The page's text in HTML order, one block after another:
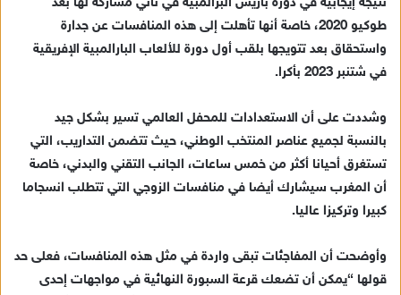
نتيجة إيجابية في دورة باريس البرالمبية في ثاني مشاركة لها بعد
طوكيو 2020، خاصة أنها تأهلت إلى هذه المنافسات عن جدارة
واستحقاق بعد تتويجها بلقب أول دورة للألعاب البارالمبية الإفريقية
في شتنبر 2023 بأكرا.
وشددت على أن الاستعدادات للمحفل العالمي تسير بشكل جيد
بالنسبة لجميع عناصر المنتخب الوطني، حيث تتضمن التداريب، التي
تستغرق أحيانا أكثر من خمس ساعات، الجانب التقني والبدني، خاصة
أن المغرب سيشارك أيضا في منافسات الزوجي التي تتطلب انسجاما
كبيرا وتركيزا عاليا.
وأوضحت أن المفاجئات تبقى واردة في مثل هذه المنافسات، فعلى حد
قولها “يمكن أن تضعك قرعة السبورة النهائية في مواجهات إحدى